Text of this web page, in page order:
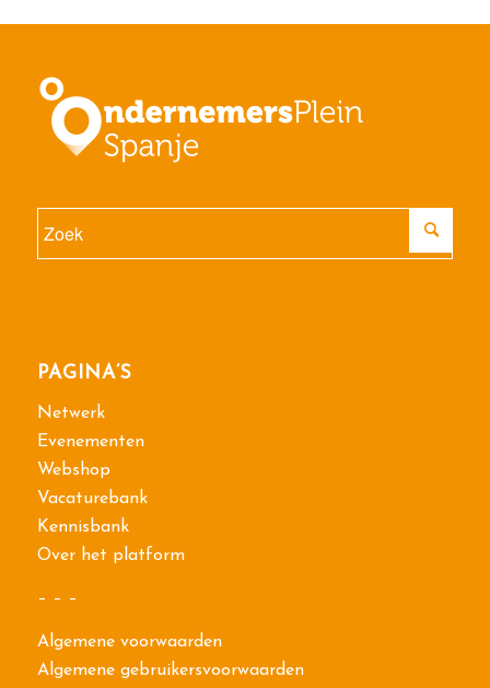
PAGINA’S
Netwerk
Evenementen
Webshop
Vacaturebank
Kennisbank
Over het platform
– – –
Algemene voorwaarden
Algemene gebruikersvoorwaarden